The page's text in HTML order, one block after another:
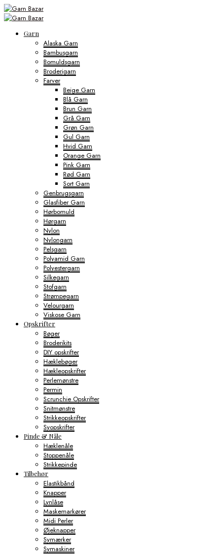
Garn
Alaska Garn
Bambusgarn
Bomuldsgarn
Broderigarn
Farver
Beige Garn
Blå Garn
Brun Garn
Grå Garn
Grøn Garn
Gul Garn
Hvid Garn
Orange Garn
Pink Garn
Rød Garn
Sort Garn
Genbrugsgarn
Glasfiber Garn
Hørbomuld
Hørgarn
Nylon
Nylongarn
Pelsgarn
Polyamid Garn
Polyestergarn
Silkegarn
Stofgarn
Strømpegarn
Velourgarn
Viskose Garn
Opskrifter
Bøger
Broderikits
DIY opskrifter
Hæklebøger
Hækleopskrifter
Perlemønstre
Permin
Scrunchie Opskrifter
Snitmønstre
Strikkeopskrifter
Syopskrifter
Pinde & Nåle
Hæklenåle
Stoppenåle
Strikkepinde
Tilbehør
Elastikbånd
Knapper
Lynlåse
Maskemarkører
Midi Perler
Øjeknapper
Symærker
Symaskiner